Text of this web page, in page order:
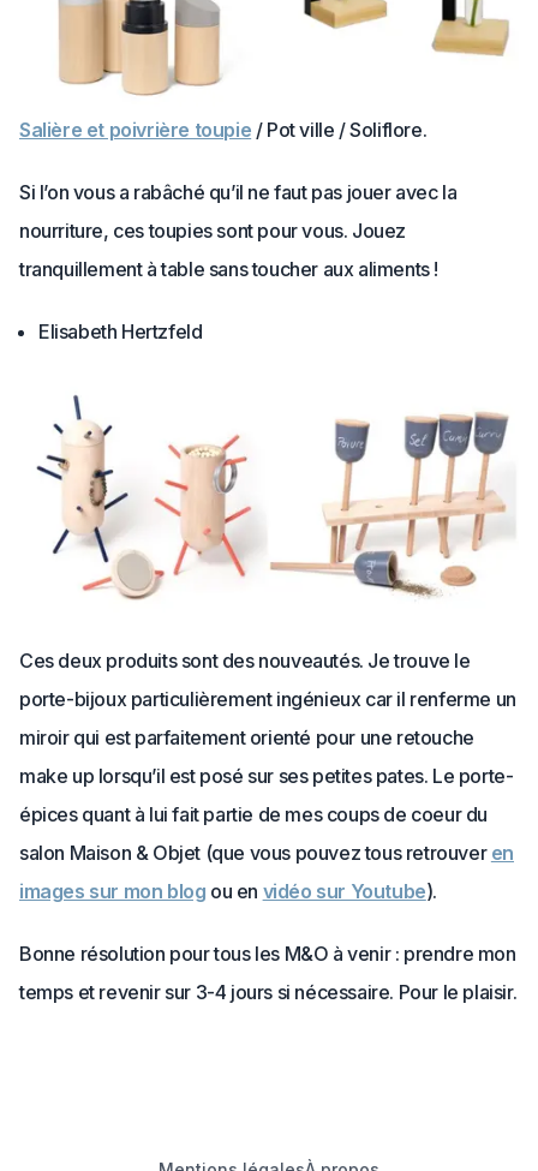
Salière et poivrière toupie / Pot ville / Soliflore.
Si l’on vous a rabâché qu’il ne faut pas jouer avec la
nourriture, ces toupies sont pour vous. Jouez
tranquillement à table sans toucher aux aliments !
Elisabeth Hertzfeld
Ces deux produits sont des nouveautés. Je trouve le
porte-bijoux particulièrement ingénieux car il renferme un
miroir qui est parfaitement orienté pour une retouche
make up lorsqu’il est posé sur ses petites pates. Le porte-
épices quant à lui fait partie de mes coups de coeur du
salon Maison & Objet (que vous pouvez tous retrouver en
images sur mon blog ou en vidéo sur Youtube).
Bonne résolution pour tous les M&O à venir : prendre mon
temps et revenir sur 3-4 jours si nécessaire. Pour le plaisir.